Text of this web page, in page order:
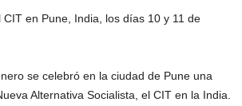
en Pune, India, los días 10 y 11 de
se celebró en la ciudad de Pune una
Alternativa Socialista, el CIT en la India.